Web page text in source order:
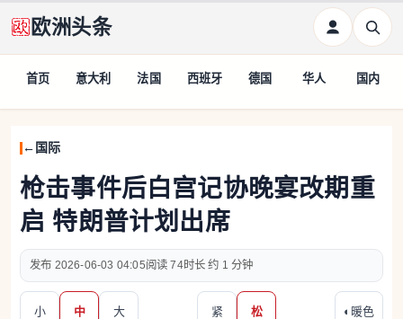
欧洲头条
首页 意大利 法国 西班牙 德国 华人 国内
国际
枪击事件后白宫记协晚宴改期重
启 特朗普计划出席
2026-06-03 04:05 74 约 1 分钟
小 中 大 紧 松 ◐ 暖色